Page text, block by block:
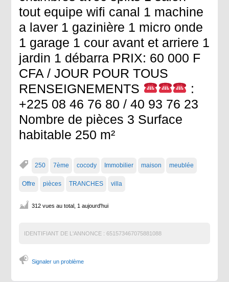
tout equipe wifi canal 1 machine
a laver 1 gazinière 1 micro onde
1 garage 1 cour avant et arriere 1
jardin 1 débarra PRIX: 60 000 F
CFA / JOUR POUR TOUS
RENSEIGNEMENTS
:
+225 08 46 76 80 / 40 93 76 23
Nombre de pièces 3 Surface
habitable 250 m²
250 7ème cocody Immobilier maison meublée
Offre pièces TRANCHES villa
312 vues au total, 1 aujourd'hui
IDENTIFIANT DE L'ANNONCE : 651573467075881088
Signaler un problème